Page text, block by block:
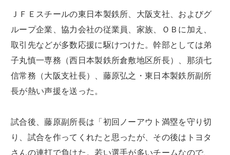
ＪＦＥスチールの東日本製鉄所、大阪支社、およびグ
ループ企業、協力会社の従業員、家族、ＯＢに加え、
取引先などが多数応援に駆けつけた。幹部としては弟
子丸慎一専務（西日本製鉄所倉敷地区所長）、那須七
信常務（大阪支社長）、藤原弘之・東日本製鉄所副所
長が熱い声援を送った。
試合後、藤原副所長は「初回ノーアウト満塁を守り切
り、試合を作ってくれたと思ったが、その後はトヨタ
さんの連打で負けた。若い選手が多いチームなので、